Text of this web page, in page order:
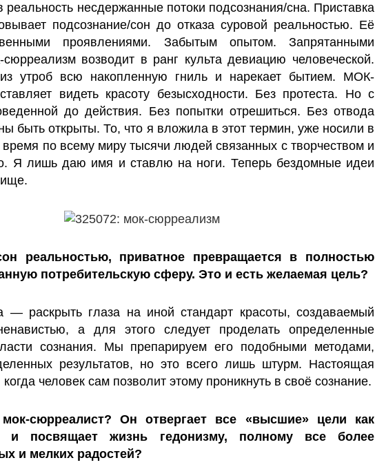
реальность несдержанные потоки подсознания/сна. Приставка
подсознание/сон до отказа суровой реальностью. Её
проявлениями. Забытым опытом. Запрятанными
возводит в ранг культа девиацию человеческой.
утроб всю накопленную гниль и нарекает бытием. МОК-
видеть красоту безысходности. Без протеста. Но с
до действия. Без попытки отрешиться. Без отвода
быть открыты. То, что я вложила в этот термин, уже носили в
время по всему миру тысячи людей связанных с творчеством и
Я лишь даю имя и ставлю на ноги. Теперь бездомные идеи
реальностью, приватное превращается в полностью
потребительскую сферу. Это и есть желаемая цель?
— раскрыть глаза на иной стандарт красоты, создаваемый
а для этого следует проделать определенные
сознания. Мы препарируем его подобными методами,
результатов, но это всего лишь штурм. Настоящая
когда человек сам позволит этому проникнуть в своё сознание.
сюрреалист? Он отвергает все «высшие» цели как
и посвящает жизнь гедонизму, полному все более
и мелких радостей?